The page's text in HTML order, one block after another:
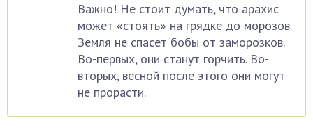
Важно! Не стоит думать, что арахис
может «стоять» на грядке до морозов.
Земля не спасет бобы от заморозков.
Во-первых, они станут горчить. Во-
вторых, весной после этого они могут
не прорасти.